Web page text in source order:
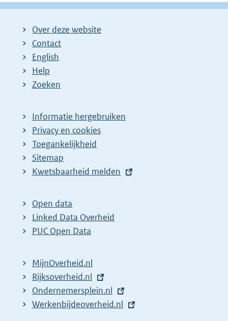
Over deze website
Contact
English
Help
Zoeken
Informatie hergebruiken
Privacy en cookies
Toegankelijkheid
Sitemap
E
t
e
r
l
i
n
k
Kwetsbaarheid melden
Open data
Linked Data Overheid
PUC Open Data
MijnOverheid.nl
E
x
t
Rijksoverheid.nl
E
x
Ondernemersplein.nl
E
Werkenbijdeoverheid.nl